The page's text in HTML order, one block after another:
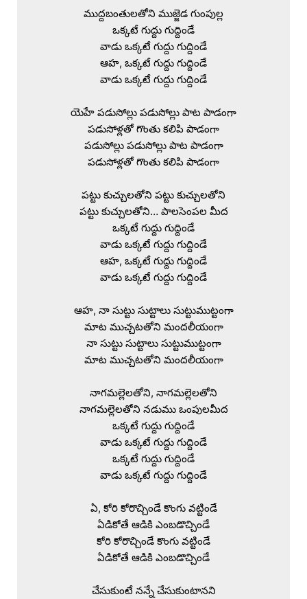
ముద్దబంతులతోని ముజ్జెడ గుంపుల్ల
ఒక్కటే గుద్దు గుద్దిండే
వాడు ఒక్కటే గుద్దు గుద్దిండే
ఆహ, ఒక్కటే గుద్దు గుద్దిండే
వాడు ఒక్కటే గుద్దు గుద్దిండే
యెహే పడుసోల్లు పడుసోల్లు పాట పాడంగా
పడుసోళ్లతో గొంతు కలిపి పాడంగా
పడుసోల్లు పడుసోల్లు పాట పాడంగా
పడుసోళ్లతో గొంతు కలిపి పాడంగా
పట్టు కుచ్చులతోని పట్టు కుచ్చులతోని
పట్టు కుచ్చులతోని… పాలసెంపల మీద
ఒక్కటే గుద్దు గుద్దిండే
వాడు ఒక్కటే గుద్దు గుద్దిండే
ఆహ, ఒక్కటే గుద్దు గుద్దిండే
వాడు ఒక్కటే గుద్దు గుద్దిండే
ఆహ, నా సుట్టు సుట్టాలు సుట్టుముట్టంగా
మాట ముచ్చటతోని మందలీయంగా
నా సుట్టు సుట్టాలు సుట్టుముట్టంగా
మాట ముచ్చటతోని మందలీయంగా
నాగమల్లెలతోని, నాగమల్లెలతోని
నాగమల్లెలతోని నడుము ఒంపులమీద
ఒక్కటే గుద్దు గుద్దిండే
వాడు ఒక్కటే గుద్దు గుద్దిండే
ఒక్కటే గుద్దు గుద్దిండే
వాడు ఒక్కటే గుద్దు గుద్దిండే
ఏ, కోరి కోరొచ్చిండే కొంగు వట్టిండే
ఏడికోతే ఆడికి ఎంబడొచ్చిండే
కోరి కోరొచ్చిండే కొంగు వట్టిండే
ఏడికోతే ఆడికి ఎంబడొచ్చిండే
చేసుకుంటే నన్నే చేసుకుంటానని